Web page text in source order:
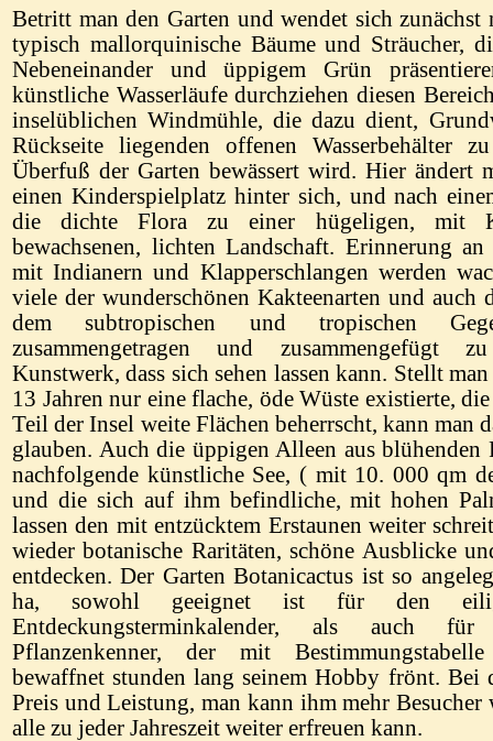
Betritt man den Garten und wendet sich zunächst
typisch mallorquinische Bäume und Sträucher,
Nebeneinander und üppigem Grün
künstliche Wasserläufe durchziehen diesen
inselüblichen Windmühle, die dazu dient,
Rückseite liegenden offenen Wasserbehälter
Überfuß der Garten bewässert wird. Hier ändert
einen Kinderspielplatz hinter sich, und nach
die dichte Flora zu einer hügeligen, mit
bewachsenen, lichten Landschaft. Erinnerung an
mit Indianern und Klapperschlangen werden
viele der wunderschönen Kakteenarten und auch
dem subtropischen und tropischen
zusammengetragen und zusammengefügt
Kunstwerk, dass sich sehen lassen kann. Stellt
13 Jahren nur eine flache, öde Wüste existierte,
Teil der Insel weite Flächen beherrscht, kann man
glauben. Auch die üppigen Alleen aus blühenden
nachfolgende künstliche See, ( mit 10. 000 qm
und die sich auf ihm befindliche, mit hohen
lassen den mit entzücktem Erstaunen weiter
wieder botanische Raritäten, schöne Ausblicke
entdecken. Der Garten Botanicactus ist so
ha, sowohl geeignet ist für den
Entdeckungsterminkalender, als auch für
Pflanzenkenner, der mit
bewaffnet stunden lang seinem Hobby frönt. Bei
Preis und Leistung, man kann ihm mehr Besucher
alle zu jeder Jahreszeit weiter erfreuen kann.